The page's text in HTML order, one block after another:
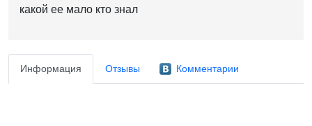
какой ее мало кто знал
Информация Отзывы Комментарии